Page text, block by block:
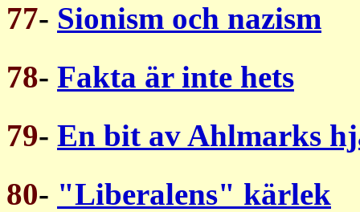
77- Sionism och nazism
78- Fakta är inte hets
79- En bit av Ahlmarks
80- "Liberalens" kärlek